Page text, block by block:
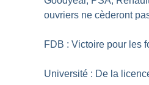
ouvriers ne cèderont
FDB : Victoire pour les
Université : De la